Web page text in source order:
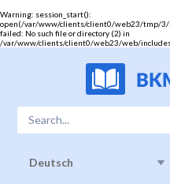
Warning: session_start():
open(/var/www/clients/client0/web23/tmp/3/
failed: No such file or directory (2) in
/var/www/clients/client0/web23/web/
Deutsch